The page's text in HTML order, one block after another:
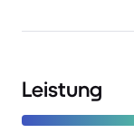
Leistung